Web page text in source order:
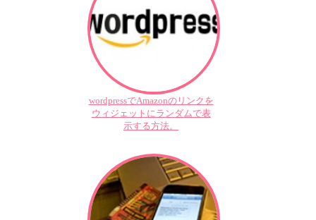
wordpressでAmazonのリンクを
ウィジェットにランダムで表
示する方法。